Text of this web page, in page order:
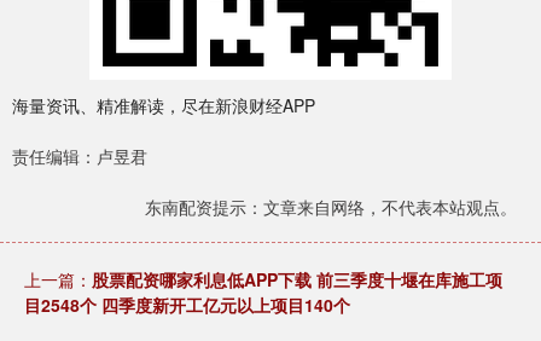
海量资讯、精准解读，尽在新浪财经APP
责任编辑：卢昱君
东南配资提示：文章来自网络，不代表本站观点。
上一篇： 股票配资哪家利息低APP下载 前三季度十堰在库施工项
目2548个 四季度新开工亿元以上项目140个